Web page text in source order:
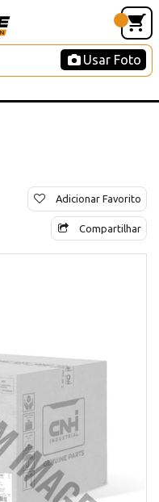
Usar Foto
Adicionar Favorito
Compartilhar